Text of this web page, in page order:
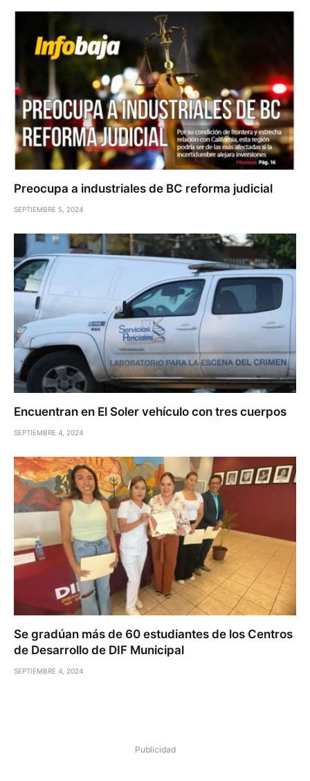
Preocupa a industriales de BC reforma judicial
SEPTIEMBRE 5, 2024
Encuentran en El Soler vehículo con tres cuerpos
SEPTIEMBRE 4, 2024
Se gradúan más de 60 estudiantes de los Centros
de Desarrollo de DIF Municipal
SEPTIEMBRE 4, 2024
Publicidad